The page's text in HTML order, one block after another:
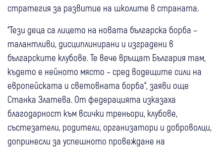
стратегия за развитие на школите в страната.
“Тези деца са лицето на новата българска борба –
талантливи, дисциплинирани и изградени в
българските клубове. Те вече връщат България там,
където е нейното място – сред водещите сили на
европейската и световната борба“, заяви още
Станка Златева. От федерацията изказаха
благодарност към всички треньори, клубове,
състезатели, родители, организатори и доброволци,
допринесли за успешното провеждане на